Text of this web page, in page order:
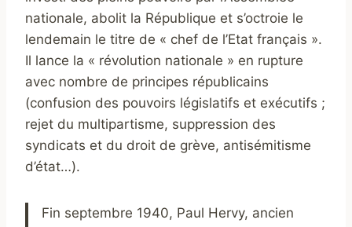
nationale, abolit la République et s’octroie le
lendemain le titre de « chef de l’Etat français ».
Il lance la « révolution nationale » en rupture
avec nombre de principes républicains
(confusion des pouvoirs législatifs et exécutifs ;
rejet du multipartisme, suppression des
syndicats et du droit de grève, antisémitisme
d’état…).
Fin septembre 1940, Paul Hervy, ancien